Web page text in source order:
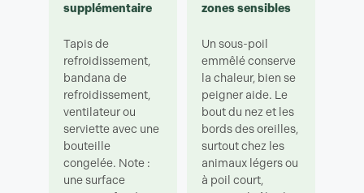
supplémentaire
Tapis de
refroidissement,
bandana de
refroidissement,
ventilateur ou
serviette avec une
bouteille
congelée. Note :
une surface
zones sensibles
Un sous-poil
emmêlé conserve
la chaleur, bien se
peigner aide. Le
bout du nez et les
bords des oreilles,
surtout chez les
animaux légers ou
à poil court,